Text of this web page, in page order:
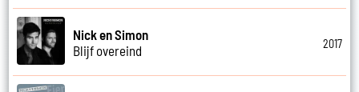
Nick en Simon
Blijf overeind
2017